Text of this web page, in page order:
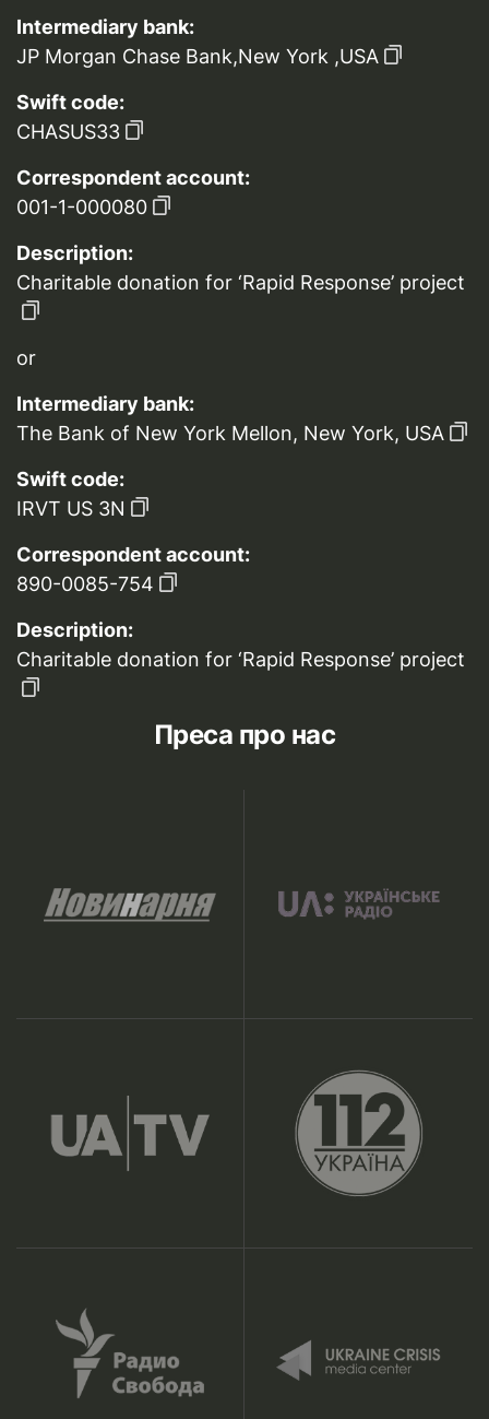
Intermediary bank:
JP Morgan Chase Bank,New York ,USA
Swift code:
CHASUS33
Correspondent account:
001-1-000080
Description:
Charitable donation for ‘Rapid Response’ project
or
Intermediary bank:
The Bank of New York Mellon, New York, USA
Swift code:
IRVT US 3N
Correspondent account:
890-0085-754
Description:
Charitable donation for ‘Rapid Response’ project
Преса про нас